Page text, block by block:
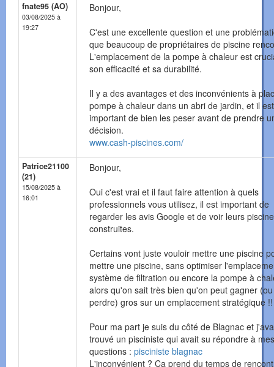
fnate95 (AO)
03/08/2025 à
19:27
Bonjour,
C'est une excellente question et une
que beaucoup de propriétaires de piscine
L'emplacement de la pompe à chaleur est
son efficacité et sa durabilité.
Il y a des avantages et des inconvénients à
pompe à chaleur dans un abri de jardin, et il est
important de bien les peser avant de prendre
décision.
www.cash-piscines.com/
Patrice21100
(21)
15/08/2025 à
16:01
Bonjour,
Oui c'est vrai et il faut faire attention à quels
professionnels vous utilisez, il est important de
regarder les avis Google et de voir leurs
construites.
Certains vont juste vouloir mettre une piscine
mettre une piscine, sans optimiser
système de filtration ou encore la pompe à
alors qu'on sait très bien qu'on peut gagner (ou
perdre) gros sur un emplacement stratégique !!
Pour ma part je suis du côté de Blagnac et
trouvé un pisciniste qui avait su répondre à mes
questions : pisciniste blagnac
L'inconvénient ? Ca prend du temps de